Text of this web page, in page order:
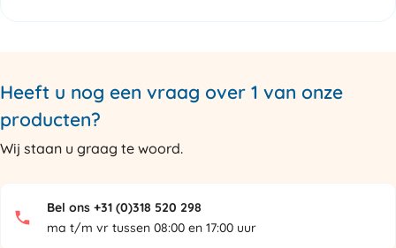
Heeft u nog een vraag over 1 van onze
producten?
Wij staan u graag te woord.
Bel ons +31 (0)318 520 298
ma t/m vr tussen 08:00 en 17:00 uur